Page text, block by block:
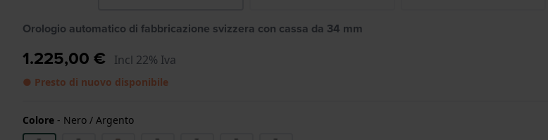
Orologio automatico di fabbricazione svizzera con cassa da 34 mm
1.225,00 € Incl 22% Iva
● Presto di nuovo disponibile
Colore - Nero / Argento